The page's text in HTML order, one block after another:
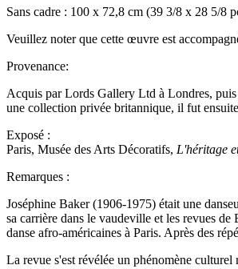
Sans cadre : 100 x 72,8 cm (39 3/8 x 28 5/8
Veuillez noter que cette œuvre est
Provenance:
Acquis par Lords Gallery Ltd à Londres,
une collection privée britannique, il fut
Exposé :
Paris, Musée des Arts Décoratifs, L'héritage
Remarques :
Joséphine Baker (1906-1975) était une
sa carrière dans le vaudeville et les revues
danse afro-américaines à Paris. Après des
La revue s'est révélée un phénomène